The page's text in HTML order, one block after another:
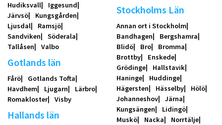
Hudiksvall
Iggesund
Järvsö
Kungsgården
Ljusdal
Ramsjö
Sandviken
Söderala
Tallåsen
Valbo
Gotlands län
Fårö
Gotlands Tofta
Havdhem
Ljugarn
Lärbro
Romakloster
Visby
Hallands län
Stockholms Län
Annan ort i Stockholm
Bandhagen
Bergshamra
Blidö
Bro
Bromma
Brottby
Enskede
Grödinge
Hallstavik
Haninge
Huddinge
Hägersten
Hässelby
Hölö
Johanneshov
Järna
Kungsängen
Lidingö
Muskö
Nacka
Norrtälje